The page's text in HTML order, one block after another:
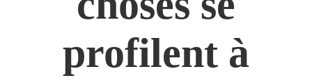
profilent à